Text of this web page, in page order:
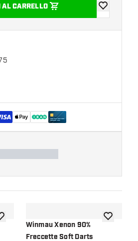
AL CARRELLO
aggiungi
alla lista dei desideri
Winmau Xenon 90%
Freccette Soft Darts
aggiungi